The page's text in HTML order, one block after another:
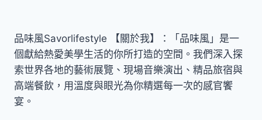
品味風Savorlifestyle 【關於我】：「品味風」是一
個獻給熱愛美學生活的你所打造的空間。我們深入探
索世界各地的藝術展覽、現場音樂演出、精品旅宿與
高端餐飲，用溫度與眼光為你精選每一次的感官饗
宴。